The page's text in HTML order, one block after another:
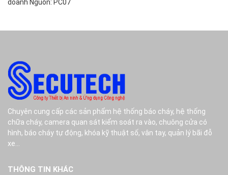
doanh Nguồn: PC07
Chuyên cung cấp các sản phẩm hệ thống báo cháy, hệ thống
chữa cháy, camera quan sát kiểm soát ra vào, chuông cửa có
hình, báo cháy tự động, khóa kỹ thuật số, vân tay, quản lý bãi đỗ
xe...
THÔNG TIN KHÁC